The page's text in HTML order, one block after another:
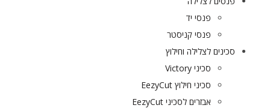
פנסי יד
פנסי קניסטר
סכינים לצלילה וחילוץ
סכיני Victory
סכיני חילוץ EezyCut
אבזרים לסכיני EezyCut